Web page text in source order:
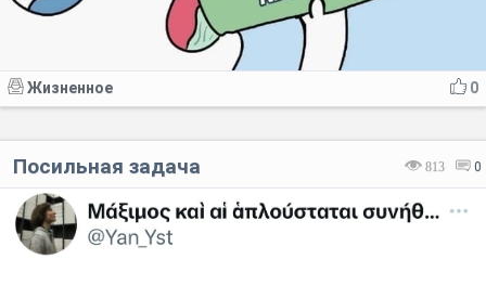
0
Жизненное
813 0
Посильная задача